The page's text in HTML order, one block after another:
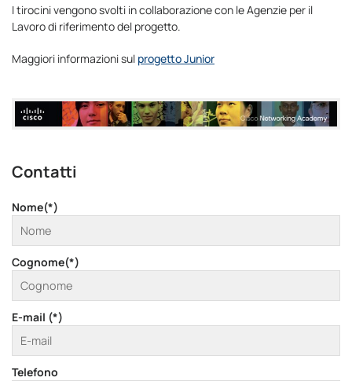
I tirocini vengono svolti in collaborazione con le Agenzie per il
Lavoro di riferimento del progetto.
Maggiori informazioni sul progetto Junior
Contatti
Nome(*)
Cognome(*)
E-mail (*)
Telefono